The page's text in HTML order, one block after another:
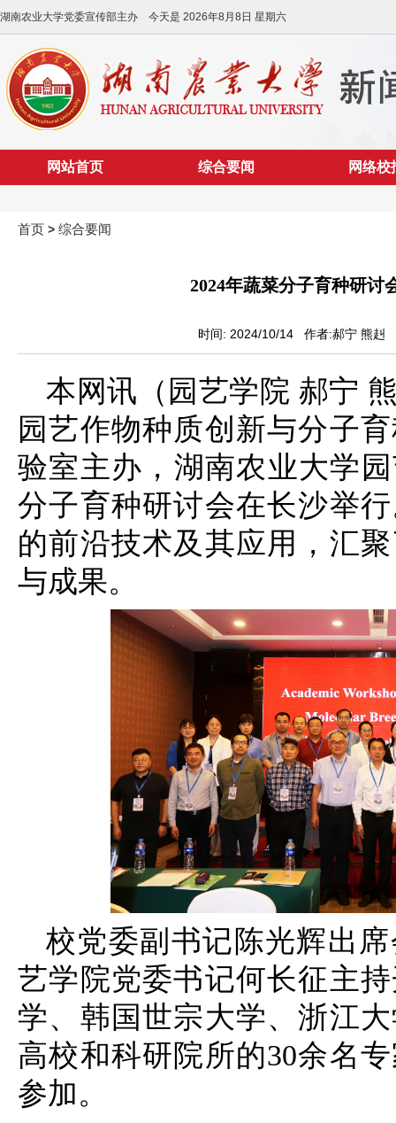
湖南农业大学党委宣传部主办 今天是 2026年8月8日 星期六
网站首页 综合要闻 网络校
首页 > 综合要闻
2024年蔬菜分子育种研讨
时间: 2024/10/14 作者:郝宁 熊赳
本网讯（园艺学院 郝宁
园艺作物种质创新与分子
验室主办，湖南农业大学
分子育种研讨会在长沙举
的前沿技术及其应用，汇
与成果。
校党委副书记陈光辉出
艺学院党委书记何长征主
学、韩国世宗大学、浙江
高校和科研院所的30余名
参加。